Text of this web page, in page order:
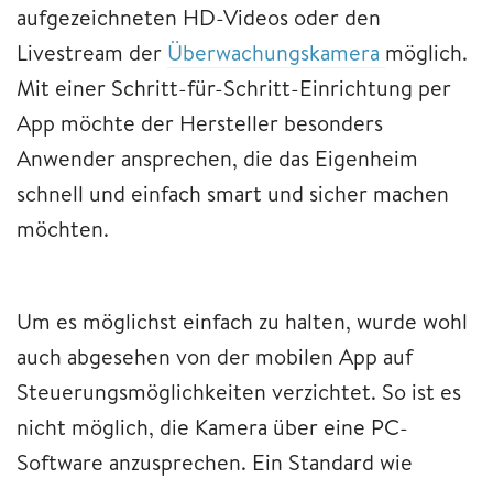
aufgezeichneten HD-Videos oder den
Livestream der Überwachungskamera möglich.
Mit einer Schritt-für-Schritt-Einrichtung per
App möchte der Hersteller besonders
Anwender ansprechen, die das Eigenheim
schnell und einfach smart und sicher machen
möchten.
Um es möglichst einfach zu halten, wurde wohl
auch abgesehen von der mobilen App auf
Steuerungsmöglichkeiten verzichtet. So ist es
nicht möglich, die Kamera über eine PC-
Software anzusprechen. Ein Standard wie